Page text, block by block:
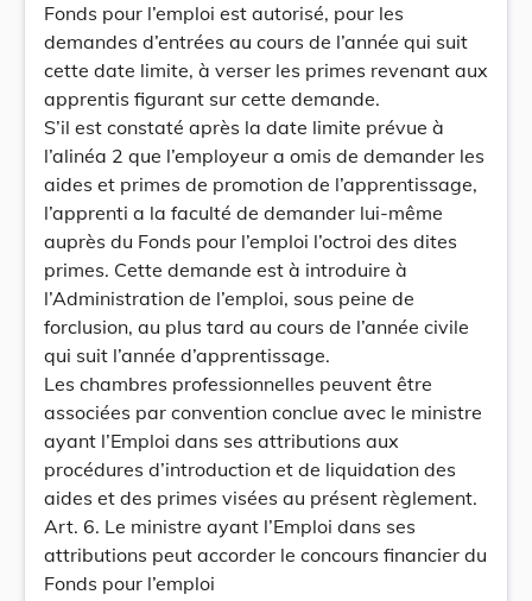
Fonds pour l’emploi est autorisé, pour les
demandes d’entrées au cours de l’année qui suit
cette date limite, à verser les primes revenant aux
apprentis figurant sur cette demande.
S’il est constaté après la date limite prévue à
l’alinéa 2 que l’employeur a omis de demander les
aides et primes de promotion de l’apprentissage,
l’apprenti a la faculté de demander lui-même
auprès du Fonds pour l’emploi l’octroi des dites
primes. Cette demande est à introduire à
l’Administration de l’emploi, sous peine de
forclusion, au plus tard au cours de l’année civile
qui suit l’année d’apprentissage.
Les chambres professionnelles peuvent être
associées par convention conclue avec le ministre
ayant l’Emploi dans ses attributions aux
procédures d’introduction et de liquidation des
aides et des primes visées au présent règlement.
Art. 6. Le ministre ayant l’Emploi dans ses
attributions peut accorder le concours financier du
Fonds pour l’emploi